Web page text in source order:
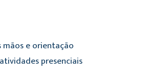
e orientação
presenciais